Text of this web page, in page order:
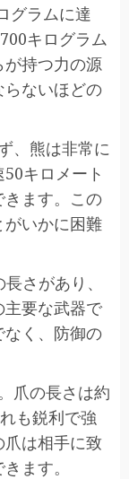
グラムに達
キログラム
持つ力の源
らないほどの
、熊は非常に
キロメート
ます。この
いかに困難
さがあり、
要な武器で
く、防御の
爪の長さは約
も鋭利で強
は相手に致
ます。